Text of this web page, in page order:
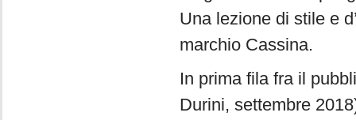
Una lezione di stile e
marchio Cassina.
In prima fila fra il
Durini, settembre